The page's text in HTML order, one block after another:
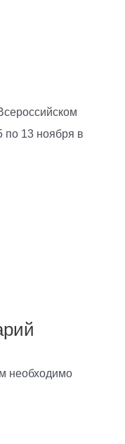
по 13 ноября в
необходимо